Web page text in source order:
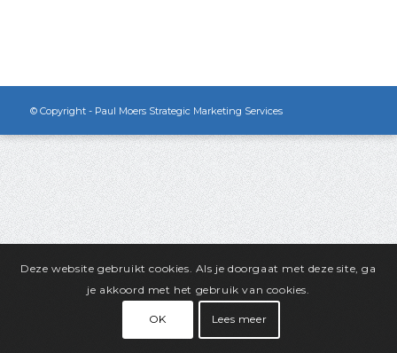
© Copyright - Paul Moers Strategic Marketing Services
Deze website gebruikt cookies. Als je doorgaat met deze site, ga
je akkoord met het gebruik van cookies.
OK Lees meer